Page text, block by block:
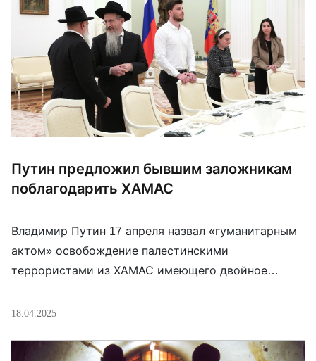
Путин предложил бывшим заложникам
поблагодарить ХАМАС
Владимир Путин 17 апреля назвал «гуманитарным
актом» освобождение палестинскими
террористами из ХАМАС имеющего двойное
Труфанова и его родственников, взятых в
Во время встречи в Кремле с Труфановым, его
18.04.2025